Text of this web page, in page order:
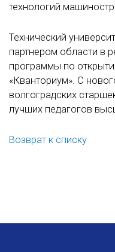
технологий
Технический
партнером области в
программы по
«Кванториум». С
волгоградских
лучших педагогов
Возврат к списку